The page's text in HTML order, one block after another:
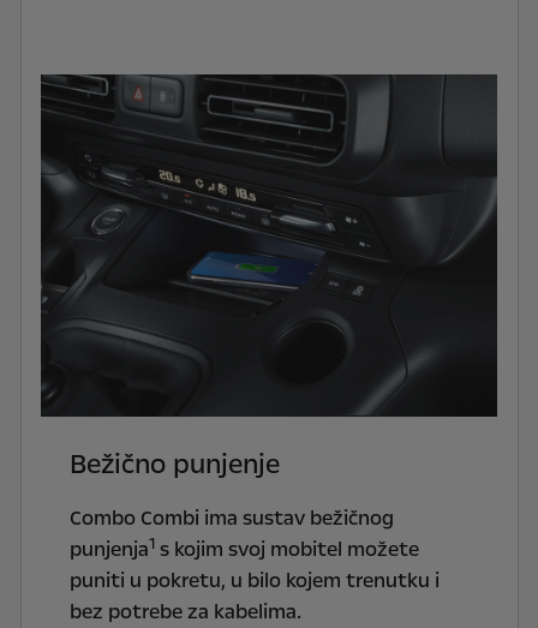
Bežično punjenje
Combo Combi ima sustav bežičnog
punjenja1s kojim svoj mobitel možete
puniti u pokretu, u bilo kojem trenutku i
bez potrebe za kabelima.